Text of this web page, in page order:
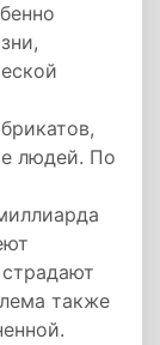
людей. По
также